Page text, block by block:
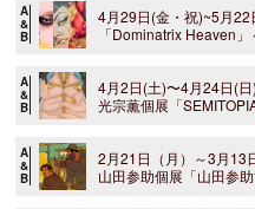
A
&
B
4月29日(金・祝)~5月
「Dominatrix Heaven
A
&
B
4月2日(土)〜4月24日(
光宗薫個展「
A
&
B
2月21日（月）～3月13
山田参助個展「山田参